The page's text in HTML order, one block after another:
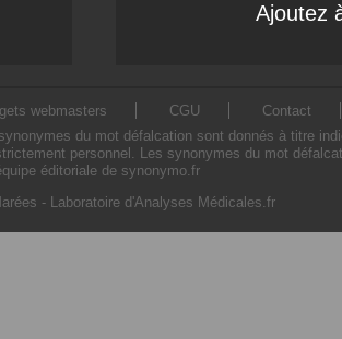
Ajoutez
webmasters CGU Contact
du mot défalcation sont donnés à titre
personnel. Les synonymes du mot
éditoriale de synonymo.fr
- Laboratoire d'Analyses Médicales.fr